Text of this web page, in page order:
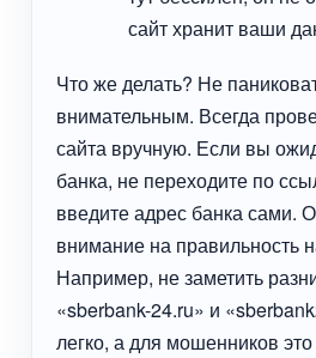
сайт хранит ваши
Что же делать? Не
внимательным. Всегда
сайта вручную. Если вы
банка, не переходите по
введите адрес банка сами.
внимание на правильность
Например, не заметить
«sberbank-24.ru» и
легко, а для мошенников